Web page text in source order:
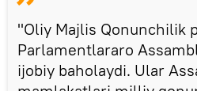
"Oliy Majlis Qonunchilik
Parlamentlararo
ijobiy baholaydi. Ular